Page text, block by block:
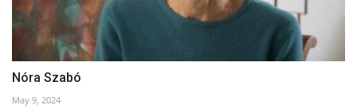
Nóra Szabó
May 9, 2024